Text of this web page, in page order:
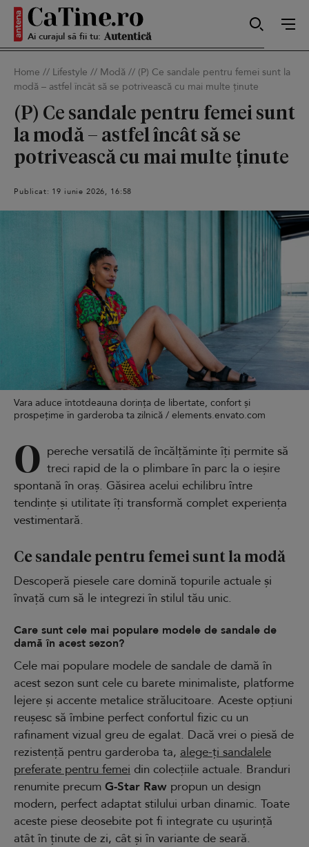
Ai curajul să fii tu: Sexy
Autentică
Smart
Puternică
Home // Lifestyle // Modă // (P) Ce sandale pentru femei sunt la
modă – astfel încât să se potrivească cu mai multe ținute
(P) Ce sandale pentru femei sunt
la modă – astfel încât să se
potrivească cu mai multe ținute
Publicat: 19 iunie 2026, 16:58
Vara aduce întotdeauna dorința de libertate, confort și
prospețime în garderoba ta zilnică / elements.envato.com
O pereche versatilă de încălțăminte îți permite să
treci rapid de la o plimbare în parc la o ieșire
spontană în oraș. Găsirea acelui echilibru între
tendințe și utilitate îți transformă complet experiența
vestimentară.
Ce sandale pentru femei sunt la modă
Descoperă piesele care domină topurile actuale și
învață cum să le integrezi în stilul tău unic.
Care sunt cele mai populare modele de sandale de
damă în acest sezon?
Cele mai populare modele de sandale de damă în
acest sezon sunt cele cu barete minimaliste, platforme
lejere și accente metalice strălucitoare. Aceste opțiuni
reușesc să îmbine perfect confortul fizic cu un
rafinament vizual greu de egalat. Dacă vrei o piesă de
rezistență pentru garderoba ta, alege-ți sandalele
preferate pentru femei din colecțiile actuale. Branduri
renumite precum G-Star Raw propun un design
modern, perfect adaptat stilului urban dinamic. Toate
aceste piese deosebite pot fi integrate cu ușurință
atât în ținute de zi, cât și în variante de seară.